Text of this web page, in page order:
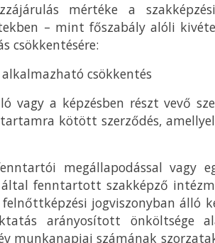
mértéke a
– mint főszabály alóli
csökkentésére:
alkalmazható csökkentés
vagy a képzésben részt vevő
kötött szerződés,
megállapodással vagy
fenntartott szakképző
jogviszonyban álló
arányosított önköltsége
munkanapjai számának